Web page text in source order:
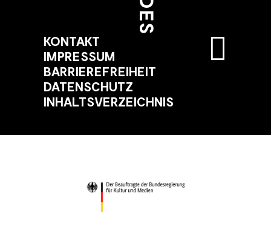
KONTAKT
IMPRESSUM
BARRIEREFREIHEIT
DATENSCHUTZ
INHALTSVERZEICHNIS